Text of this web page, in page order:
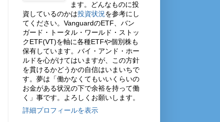
ます。どんなものに投
資しているのかは投資状況を参考にし
てください。VanguardのETF、バン
ガード・トータル・ワールド・ストッ
クETF(VT)を軸に各種ETFや個別株も
保有しています。バイ・アンド・ホー
ルドを心がけてはいますが、この方針
を貫けるかどうかの自信はいまいちで
す。夢は「働かなくてもいいくらいの
お金がある状況の下で余裕を持って働
く」事です。よろしくお願いします。
詳細プロフィールを表示